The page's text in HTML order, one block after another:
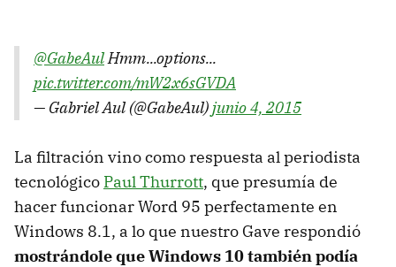
@GabeAulHmm...options...
pic.twitter.com/mW2x6sGVDA
— Gabriel Aul (@GabeAul)junio 4, 2015
La filtración vino como respuesta al periodista
tecnológico Paul Thurrott, que presumía de
hacer funcionar Word 95 perfectamente en
Windows 8.1, a lo que nuestro Gave respondió
mostrándole que Windows 10 también podía